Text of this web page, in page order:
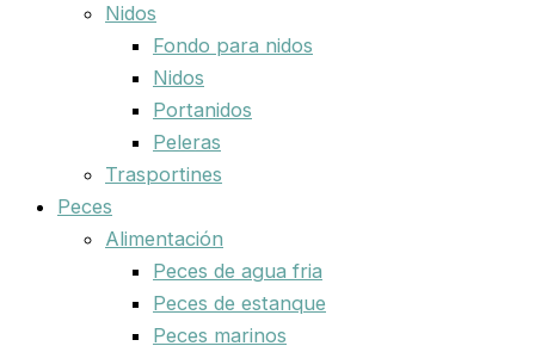
Nidos
Fondo para nidos
Nidos
Portanidos
Peleras
Trasportines
Peces
Alimentación
Peces de agua fria
Peces de estanque
Peces marinos